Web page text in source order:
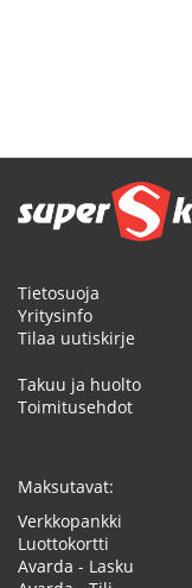
Tietosuoja
Yritysinfo
Tilaa uutiskirje
Takuu ja huolto
Toimitusehdot
Maksutavat:
Verkkopankki
Luottokortti
Avarda - Lasku